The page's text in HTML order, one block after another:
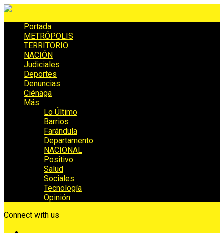
Portada
METRÓPOLIS
TERRITORIO
NACIÓN
Judiciales
Deportes
Denuncias
Ciénaga
Más
Lo Último
Barrios
Farándula
Departamento
NACIONAL
Positivo
Salud
Sociales
Tecnología
Opinión
Connect with us